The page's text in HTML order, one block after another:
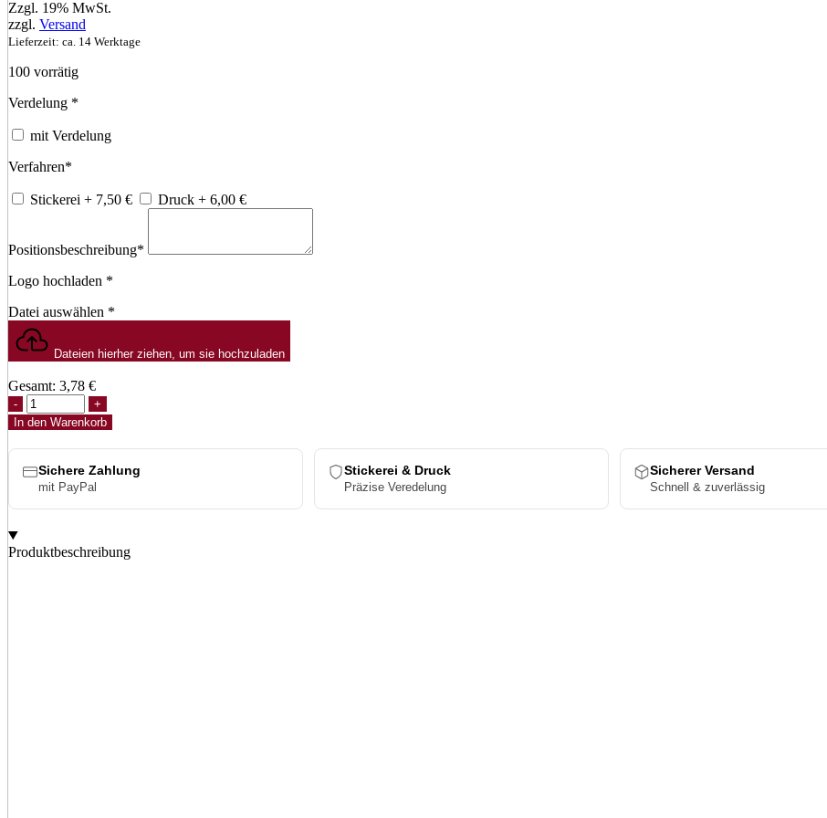
Zzgl. 19% MwSt.
zzgl. Versand
Lieferzeit: ca. 14 Werktage
100 vorrätig
Verdelung *
mit Verdelung
Verfahren*
Stickerei + 7,50 € Druck + 6,00 €
Positionsbeschreibung*
Logo hochladen *
Datei auswählen *
Dateien hierher ziehen, um sie hochzuladen
Gesamt: 3,78 €
Sublimation
Shopper
Menge
In den Warenkorb
Sichere Zahlung
mit PayPal
Stickerei & Druck
Präzise Veredelung
Sicherer Versand
Schnell & zuverlässig
Produktbeschreibung